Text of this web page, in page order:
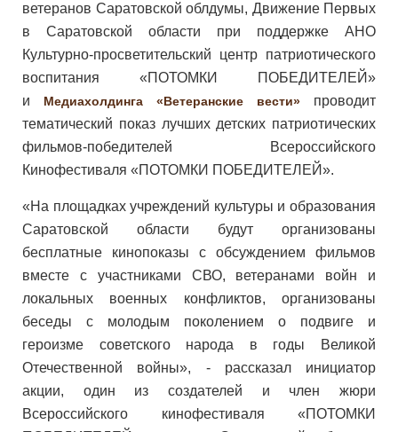
ветеранов Саратовской облдумы, Движение Первых
в Саратовской области при поддержке АНО
Культурно-просветительский центр патриотического
воспитания «ПОТОМКИ ПОБЕДИТЕЛЕЙ»
и Медиахолдинга «Ветеранские вести» проводит
тематический показ лучших детских патриотических
фильмов-победителей Всероссийского
Кинофестиваля «ПОТОМКИ ПОБЕДИТЕЛЕЙ».
«На площадках учреждений культуры и образования
Саратовской области будут организованы
бесплатные кинопоказы с обсуждением фильмов
вместе с участниками СВО, ветеранами войн и
локальных военных конфликтов, организованы
беседы с молодым поколением о подвиге и
героизме советского народа в годы Великой
Отечественной войны», - рассказал инициатор
акции, один из создателей и член жюри
Всероссийского кинофестиваля «ПОТОМКИ